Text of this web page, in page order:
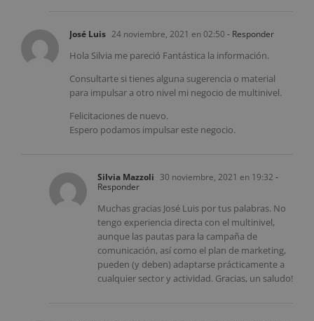
José Luis 24 noviembre, 2021 en 02:50 - Responder
Hola Silvia me pareció Fantástica la información.
Consultarte si tienes alguna sugerencia o material
para impulsar a otro nivel mi negocio de multinivel.
Felicitaciones de nuevo.
Espero podamos impulsar este negocio.
Silvia Mazzoli 30 noviembre, 2021 en 19:32 -
Responder
Muchas gracias José Luis por tus palabras. No
tengo experiencia directa con el multinivel,
aunque las pautas para la campaña de
comunicación, así como el plan de marketing,
pueden (y deben) adaptarse prácticamente a
cualquier sector y actividad. Gracias, un saludo!